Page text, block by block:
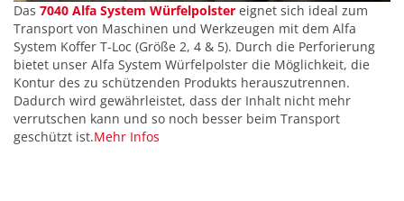
Das 7040 Alfa System Würfelpolster eignet sich ideal zum
Transport von Maschinen und Werkzeugen mit dem Alfa
System Koffer T-Loc (Größe 2, 4 & 5). Durch die Perforierung
bietet unser Alfa System Würfelpolster die Möglichkeit, die
Kontur des zu schützenden Produkts herauszutrennen.
Dadurch wird gewährleistet, dass der Inhalt nicht mehr
verrutschen kann und so noch besser beim Transport
geschützt ist.Mehr Infos